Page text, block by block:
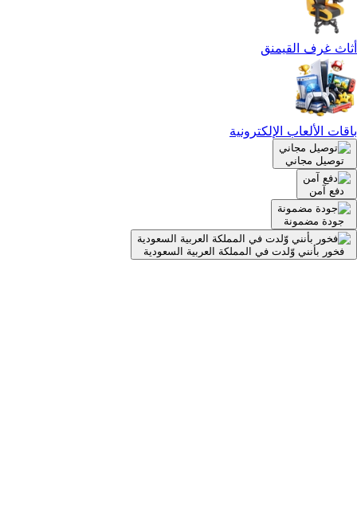
أثاث غرف القيمنق
باقات الألعاب الإلكترونية
توصيل مجاني
دفع آمن
جودة مضمونة
فخور بأنني وّلدت في المملكة العربية السعودية